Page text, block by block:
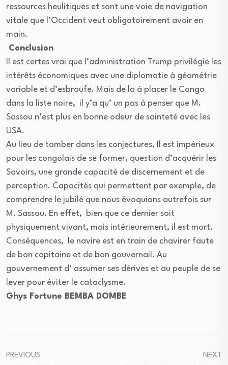
ressources heulitiques et sont une voie de navigation
vitale que l’Occident veut obligatoirement avoir en
main.
Conclusion
Il est certes vrai que l’administration Trump privilégie les
intérêts économiques avec une diplomatie à géométrie
variable et d’esbroufe. Mais de la à placer le Congo
dans la liste noire, il y’a qu’ un pas à penser que M.
Sassou n’est plus en bonne odeur de sainteté avec les
USA.
Au lieu de tomber dans les conjectures, Il est impérieux
pour les congolais de se former, question d’acquérir les
Savoirs, une grande capacité de discernement et de
perception. Capacités qui permettent par exemple, de
comprendre le jubilé que nous évoquions autrefois sur
M. Sassou. En effet, bien que ce dernier soit
physiquement vivant, mais intérieurement, il est mort.
Conséquences, le navire est en train de chavirer faute
de bon capitaine et de bon gouvernail. Au
gouvernement d’ assumer ses dérives et au peuple de se
lever pour éviter le cataclysme.
Ghys Fortune BEMBA DOMBE
PREVIOUS
NEXT